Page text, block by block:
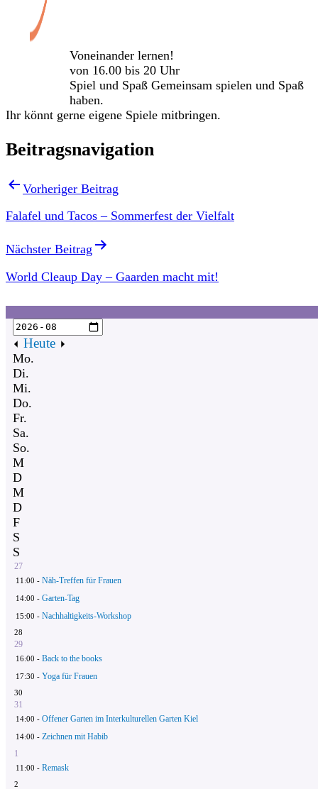
Voneinander lernen!
von 16.00 bis 20 Uhr
Spiel und Spaß Gemeinsam spielen und Spaß
haben.
Ihr könnt gerne eigene Spiele mitbringen.
Beitragsnavigation
Vorheriger Beitrag
Falafel und Tacos – Sommerfest der Vielfalt
Nächster Beitrag
World Cleaup Day – Gaarden macht mit!
Heute
Mo.
Di.
Mi.
Do.
Fr.
Sa.
So.
M
D
M
D
F
S
S
27
11:00 - Näh-Treffen für Frauen
14:00 - Garten-Tag
15:00 - Nachhaltigkeits-Workshop
28
29
16:00 - Back to the books
17:30 - Yoga für Frauen
30
31
14:00 - Offener Garten im Interkulturellen Garten Kiel
14:00 - Zeichnen mit Habib
1
11:00 - Remask
2